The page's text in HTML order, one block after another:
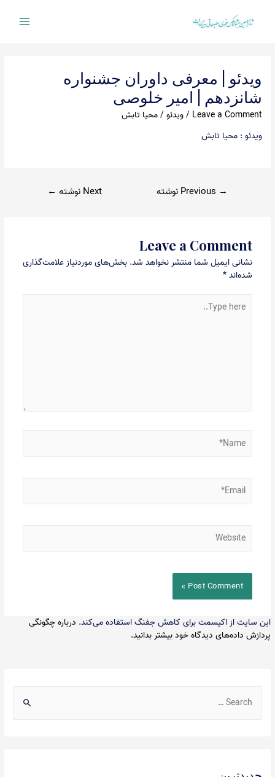
content
Main
ویدئو | معرفی داوران جشنواره
شانزدهم | امیر خلوصی
Leave a Comment
/ویدئو/محیا تابش
ویدئو : محیا تابش
→ Next نوشته ←
Leave a Comment
نشانی ایمیل شما منتشر نخواهد شد. بخش‌های موردنیاز علامت‌گذاری
شده‌اند*
here..
Email*
Website
این سایت از اکیسمت برای کاهش جفنگ استفاده می‌کند. درباره چگونگی
پردازش داده‌های دیدگاه خود بیشتر بدانید.